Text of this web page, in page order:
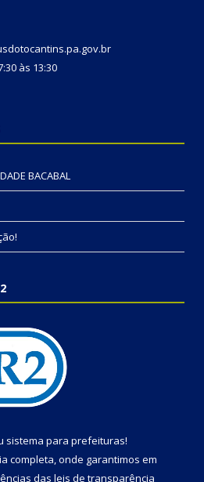
às 13:30
BACABAL
sistema para prefeituras!
completa, onde garantimos em
das leis de transparência